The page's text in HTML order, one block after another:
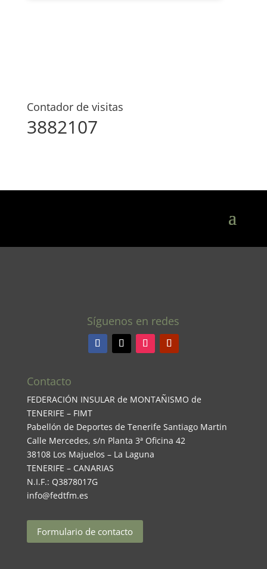
Contador de visitas
3882107
Síguenos en redes
Contacto
FEDERACIÓN INSULAR de MONTAÑISMO de
TENERIFE – FIMT
Pabellón de Deportes de Tenerife Santiago Martin
Calle Mercedes, s/n Planta 3ª Oficina 42
38108 Los Majuelos – La Laguna
TENERIFE – CANARIAS
N.I.F.: Q3878017G
info@fedtfm.es
Formulario de contacto